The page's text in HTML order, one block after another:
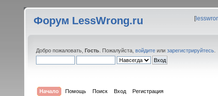
Форум LessWrong.ru [
Добро пожаловать, Гость . Пожалуйста, войдите или зарегистрируйтесь
Начало Помощь Поиск Вход Регистрация